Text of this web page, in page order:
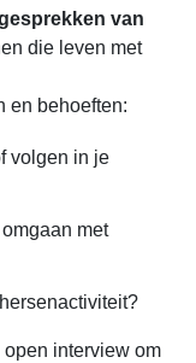
van
die leven met
en behoeften:
volgen in je
met
interview om